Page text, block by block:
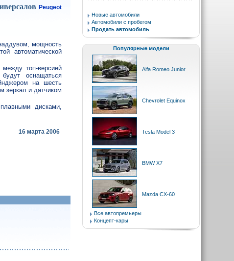
Peugeot
мощность
автоматической
между топ-версией
оснащаться
на шесть
зеркал и датчиком
дисками,
16 марта 2006
Новые автомобили
Автомобили с пробегом
Продать автомобиль
Популярные модели
Alfa Romeo Junior
Chevrolet Equinox
Tesla Model 3
BMW X7
Mazda CX-60
Все автопремьеры
Концепт-кары